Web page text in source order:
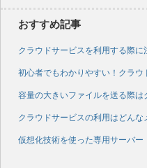
おすすめ記事
クラウドサービスを利用する際
初心者でもわかりやすい！クラ
容量の大きいファイルを送る際は
クラウドサービスの利用はどんな
仮想化技術を使った専用サーバー